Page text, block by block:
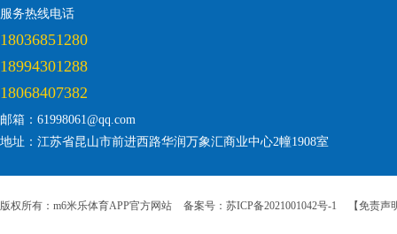
服务热线电话
18036851280
18994301288
18068407382
邮箱：61998061@qq.com
地址：江苏省昆山市前进西路华润万象汇商业中心2幢1908室
版权所有：m6米乐体育APP官方网站 备案号：苏ICP备2021001042号-1 【免责声